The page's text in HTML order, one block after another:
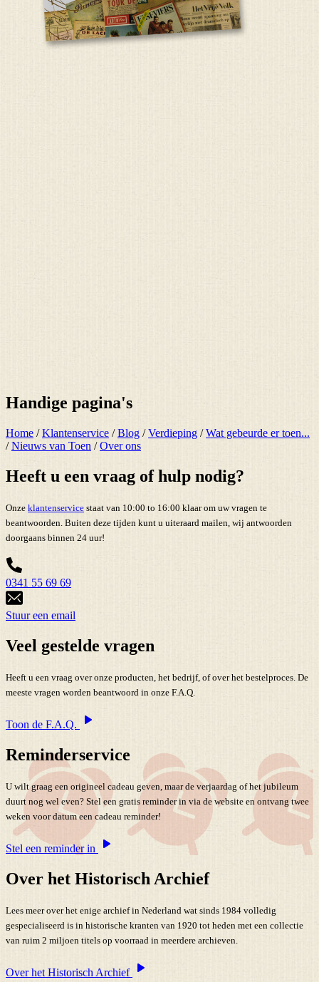
Handige pagina's
Home /Klantenservice /Blog /Verdieping /Wat gebeurde er toen...
/Nieuws van Toen /Over ons
Heeft u een vraag of hulp nodig?
Onze klantenservice staat van 10:00 to 16:00 klaar om uw vragen te
beantwoorden. Buiten deze tijden kunt u uiteraard mailen, wij antwoorden
doorgaans binnen 24 uur!
0341 55 69 69
Stuur een email
Veel gestelde vragen
Heeft u een vraag over onze producten, het bedrijf, of over het bestelproces. De
meeste vragen worden beantwoord in onze F.A.Q.
Toon de F.A.Q.
Reminderservice
U wilt graag een origineel cadeau geven, maar de verjaardag of het jubileum
duurt nog wel even? Stel een gratis reminder in via de website en ontvang twee
weken voor datum een cadeau reminder!
Stel een reminder in
Over het Historisch Archief
Lees meer over het enige archief in Nederland wat sinds 1984 volledig
gespecialiseerd is in historische kranten van 1920 tot heden met een collectie
van ruim 2 miljoen titels op voorraad in meerdere archieven.
Over het Historisch Archief